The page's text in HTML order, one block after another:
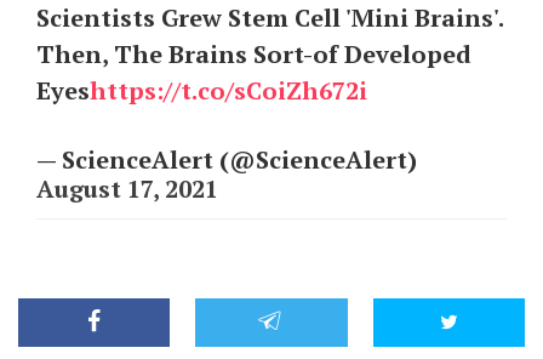
Scientists Grew Stem Cell 'Mini Brains'.
Then, The Brains Sort-of Developed
Eyeshttps://t.co/sCoiZh672i
— ScienceAlert (@ScienceAlert)
August 17, 2021